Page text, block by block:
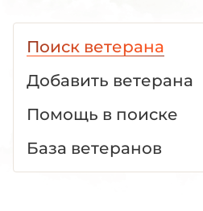
Поиск ветерана
Добавить ветерана
Помощь в поиске
База ветеранов